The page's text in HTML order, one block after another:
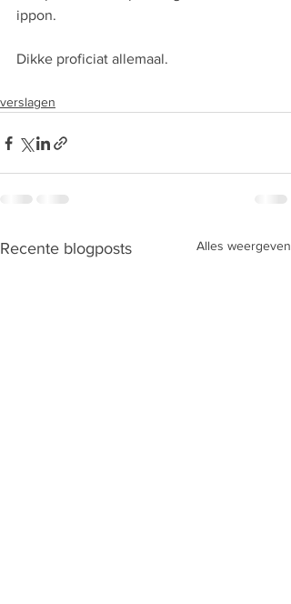
ippon.
Dikke proficiat allemaal.
verslagen
Recente blogposts Alles weergeven